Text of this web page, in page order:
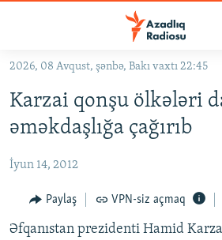
Əsas
qayıt
Əsas
qayıt
KORRUPSIOMETR
#ƏSLINDƏ
FƏRQƏ BAX
QANUNI DOĞRU
2026, 08 Avqust, şənbə, Bakı vaxtı 22:45
Karzai qonşu ölkələri
əməkdaşlığa çağırıb
İyun 14, 2012
Paylaş VPN-siz açmaq
Əfqanıstan prezidenti Hamid